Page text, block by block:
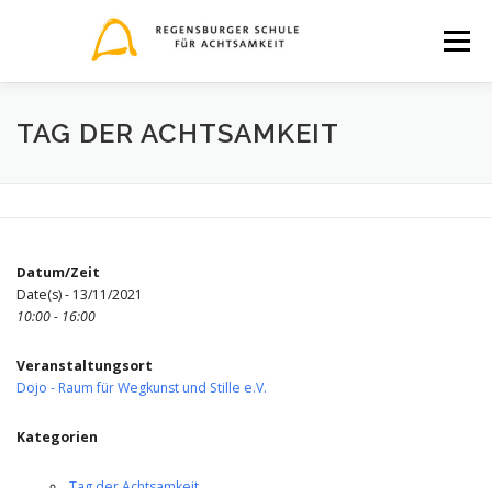
Menü
THEMEN VERANSTALTUNGEN TEAM
TAG DER ACHTSAMKEIT
Datum/Zeit
Date(s) - 13/11/2021
10:00 - 16:00
Veranstaltungsort
Dojo - Raum für Wegkunst und Stille e.V.
Kategorien